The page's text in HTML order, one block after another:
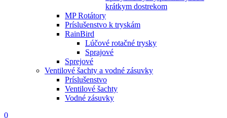
krátkym dostrekom
MP Rotátory
Príslušenstvo k tryskám
RainBird
Lúčové rotačné trysky
Sprajové
Sprejové
Ventilové šachty a vodné zásuvky
Príslušenstvo
Ventilové šachty
Vodné zásuvky
0